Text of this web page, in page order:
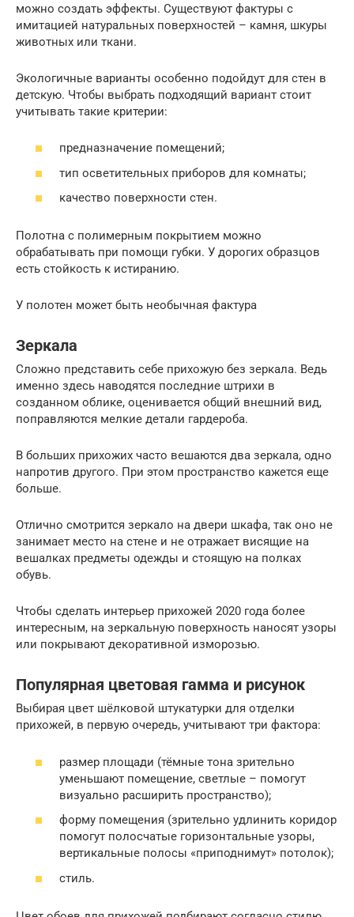
можно создать эффекты. Существуют фактуры с
имитацией натуральных поверхностей – камня, шкуры
животных или ткани.
Экологичные варианты особенно подойдут для стен в
детскую. Чтобы выбрать подходящий вариант стоит
учитывать такие критерии:
предназначение помещений;
тип осветительных приборов для комнаты;
качество поверхности стен.
Полотна с полимерным покрытием можно
обрабатывать при помощи губки. У дорогих образцов
есть стойкость к истиранию.
У полотен может быть необычная фактура
Зеркала
Сложно представить себе прихожую без зеркала. Ведь
именно здесь наводятся последние штрихи в
созданном облике, оценивается общий внешний вид,
поправляются мелкие детали гардероба.
В больших прихожих часто вешаются два зеркала, одно
напротив другого. При этом пространство кажется еще
больше.
Отлично смотрится зеркало на двери шкафа, так оно не
занимает место на стене и не отражает висящие на
вешалках предметы одежды и стоящую на полках
обувь.
Чтобы сделать интерьер прихожей 2020 года более
интересным, на зеркальную поверхность наносят узоры
или покрывают декоративной изморозью.
Популярная цветовая гамма и рисунок
Выбирая цвет шёлковой штукатурки для отделки
прихожей, в первую очередь, учитывают три фактора:
размер площади (тёмные тона зрительно
уменьшают помещение, светлые – помогут
визуально расширить пространство);
форму помещения (зрительно удлинить коридор
помогут полосчатые горизонтальные узоры,
вертикальные полосы «приподнимут» потолок);
стиль.